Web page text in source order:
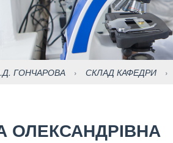
ГОНЧАРОВА › СКЛАД КАФЕДРИ ›
ОЛЕКСАНДРІВНА